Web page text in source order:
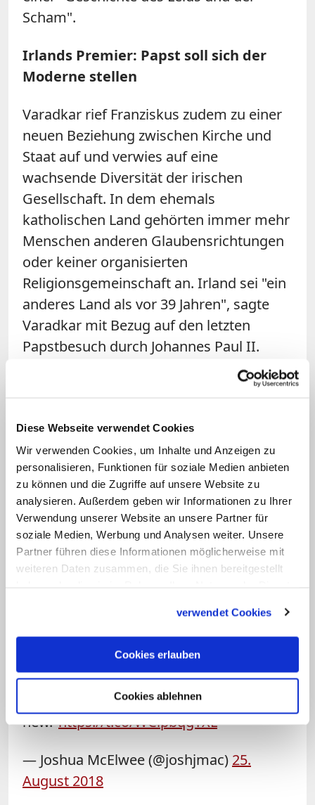
Diese Webseite verwendet Cookies
Wir verwenden Cookies, um Inhalte und Anzeigen zu
personalisieren, Funktionen für soziale Medien anbieten
zu können und die Zugriffe auf unsere Website zu
analysieren. Außerdem geben wir Informationen zu Ihrer
Verwendung unserer Website an unsere Partner für
soziale Medien, Werbung und Analysen weiter. Unsere
Partner führen diese Informationen möglicherweise mit
weiteren Daten zusammen, die Sie ihnen bereitgestellt
verwendet Cookies
Cookies erlauben
Cookies ablehnen
Scham".
Irlands Premier: Papst soll sich der
Moderne stellen
Varadkar rief Franziskus zudem zu einer
neuen Beziehung zwischen Kirche und
Staat auf und verwies auf eine
wachsende Diversität der irischen
Gesellschaft. In dem ehemals
katholischen Land gehörten immer mehr
Menschen anderen Glaubensrichtungen
oder keiner organisierten
Religionsgemeinschaft an. Irland sei "ein
anderes Land als vor 39 Jahren", sagte
Varadkar mit Bezug auf den letzten
Papstbesuch durch Johannes Paul II.
Weiter stellte sich der Regierungschef
hinter Liberalisierungen der Familien-
Abgeordnete und Bürger hätten erkannt,
"dass Ehen nicht immer gelingen, dass
Frauen ihre eigenen Entscheidungen
treffen sollten und dass Familien viele
Formen haben können", auch mit
gleichgeschlechtlichen Partnern.
Varadkar lebt selbst mit einem
männlichen Partner zusammen.
@marielco) -- Irish abuse
survivor, former papal commission
member, and attendee of the pope's
address in Ireland today -- said simply:
"Disappointing, nothing
new."https://t.co/WCipbqgYXL
— Joshua McElwee (@joshjmac) 25.
August 2018